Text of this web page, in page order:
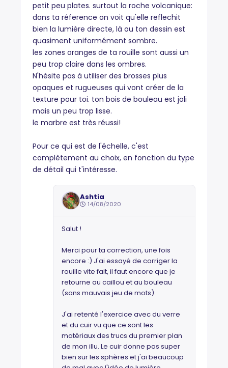
petit peu plates. surtout la roche volcanique:
dans ta réference on voit qu'elle reflechit
bien la lumière directe, là ou ton dessin est
quasiment uniformément sombre.
les zones oranges de ta rouille sont aussi un
peu trop claire dans les ombres.
N'hésite pas à utiliser des brosses plus
opaques et rugueuses qui vont créer de la
texture pour toi. ton bois de bouleau est joli
mais un peu trop lisse.
le marbre est très réussi!
Pour ce qui est de l'échelle, c'est
complètement au choix, en fonction du type
de détail qui t'intéresse.
Ashtia
14/08/2020
Salut !
Merci pour ta correction, une fois
encore :) J'ai essayé de corriger la
rouille vite fait, il faut encore que je
retourne au caillou et au bouleau
(sans mauvais jeu de mots).
J'ai retenté l'exercice avec du verre
et du cuir vu que ce sont les
matériaux des trucs du premier plan
de mon illu. Le cuir donne pas super
bien sur les sphères et j'ai beaucoup